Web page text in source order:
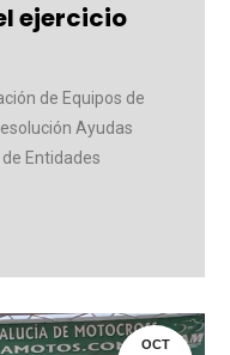
ejercicio
de Equipos de
Ayudas
Entidades
OCT